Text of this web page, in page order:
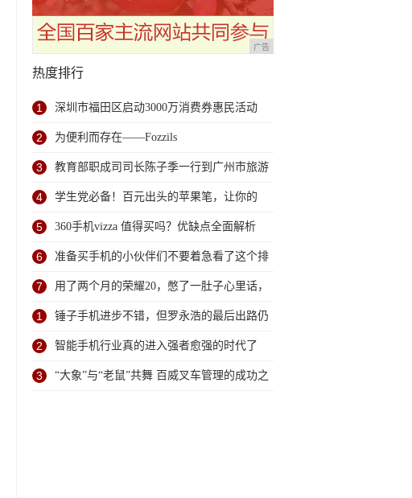
广告
热度排行
1 深圳市福田区启动3000万消费券惠民活动
2 为便利而存在——Fozzils
3 教育部职成司司长陈子季一行到广州市旅游
商务职业学校考察调研
4 学生党必备！百元出头的苹果笔，让你的
iPad成为学习神器
5 360手机vizza 值得买吗？优缺点全面解析
6 准备买手机的小伙伴们不要着急看了这个排
行榜再决定买哪款手机吧
7 用了两个月的荣耀20，憋了一肚子心里话，
今天终于一吐为快
1 锤子手机进步不错，但罗永浩的最后出路仍
然是卖身
2 智能手机行业真的进入强者愈强的时代了
吗？
3 “大象”与“老鼠”共舞 百威叉车管理的成功之